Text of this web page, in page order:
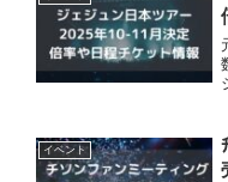
イベント